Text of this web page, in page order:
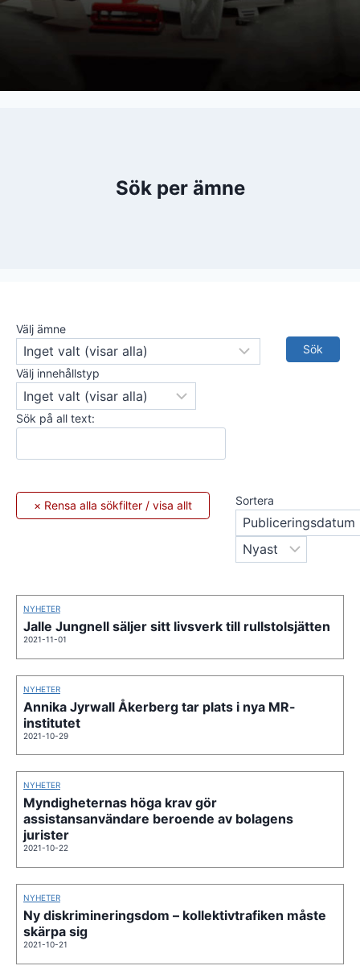
Sök per ämne
Välj ämne
Välj innehållstyp
Sök på all text:
Sortera
NYHETER
Jalle Jungnell säljer sitt livsverk till rullstolsjätten
2021-11-01
NYHETER
Annika Jyrwall Åkerberg tar plats i nya MR-
institutet
2021-10-29
NYHETER
Myndigheternas höga krav gör
assistansanvändare beroende av bolagens
jurister
2021-10-22
NYHETER
Ny diskrimineringsdom – kollektivtrafiken måste
skärpa sig
2021-10-21